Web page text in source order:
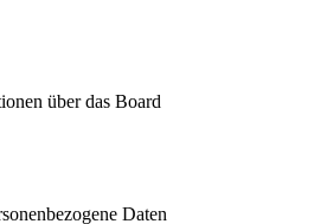
über das Board
Daten